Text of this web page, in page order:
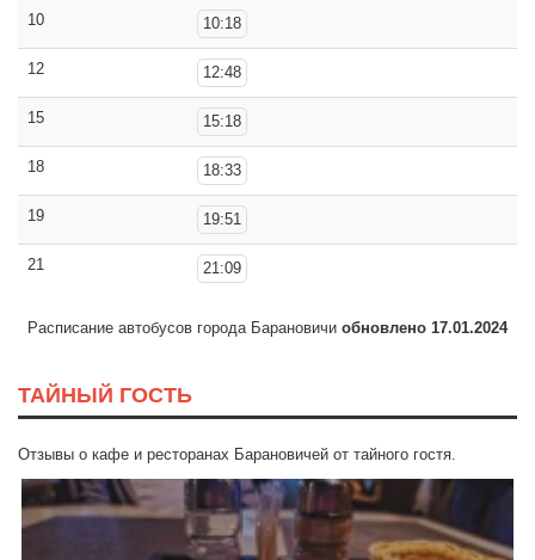
10 10:18
12 12:48
15 15:18
18 18:33
19 19:51
21 21:09
Расписание автобусов города Барановичи обновлено 17.01.2024
ТАЙНЫЙ ГОСТЬ
Отзывы о кафе и ресторанах Барановичей от тайного гостя.